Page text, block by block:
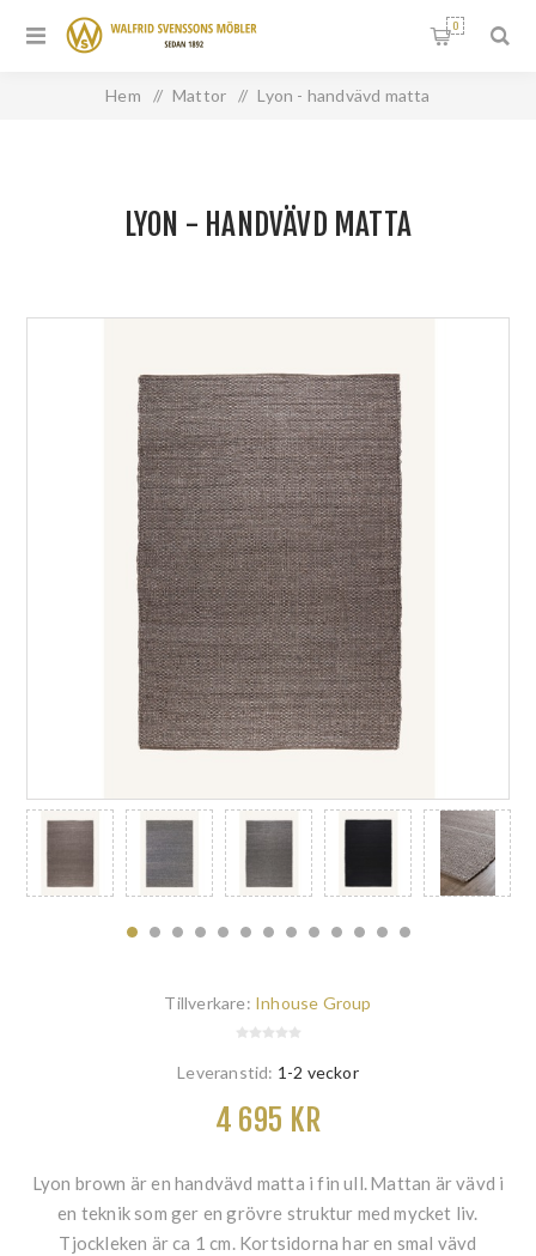
0
Hem / Mattor / Lyon - handvävd matta
LYON - HANDVÄVD MATTA
Tillverkare: Inhouse Group
Leveranstid: 1-2 veckor
4 695 KR
Lyon brown är en handvävd matta i fin ull. Mattan är vävd i
en teknik som ger en grövre struktur med mycket liv.
Tjockleken är ca 1 cm. Kortsidorna har en smal vävd